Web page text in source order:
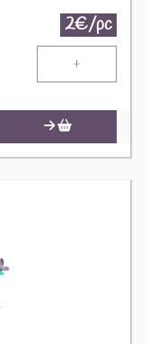
2€/pc
+